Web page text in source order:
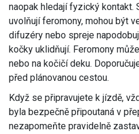
naopak hledají fyzický kontakt.
uvolňují feromony, mohou být
difuzéry nebo spreje
kočky uklidňují. Feromony
nebo na kočičí deku.
před plánovanou cestou.
Když se připravujete k jízdě,
byla bezpečně připoutaná v
nezapomeňte pravidelně